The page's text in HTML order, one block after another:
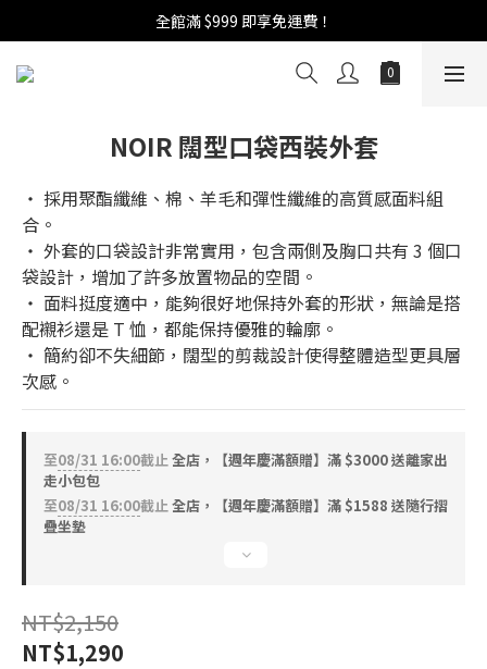
週年慶活開跑：全館88折 | 買1送1 | 滿額贈！
全館滿 $999 即享免運費！
週年慶活開跑：全館88折 | 買1送1 | 滿額贈！
NOIR 闊型口袋西裝外套
‧ 採用聚酯纖維、棉、羊毛和彈性纖維的高質感面料組
合。
‧ 外套的口袋設計非常實用，包含兩側及胸口共有 3 個口
袋設計，增加了許多放置物品的空間。
‧ 面料挺度適中，能夠很好地保持外套的形狀，無論是搭
配襯衫還是 T 恤，都能保持優雅的輪廓。
‧ 簡約卻不失細節，闊型的剪裁設計使得整體造型更具層
次感。
至08/31 16:00截止全店，【週年慶滿額贈】滿 $3000 送離家出
走小包包
至08/31 16:00截止全店，【週年慶滿額贈】滿 $1588 送隨行摺
疊坐墊
NT$2,150
NT$1,290